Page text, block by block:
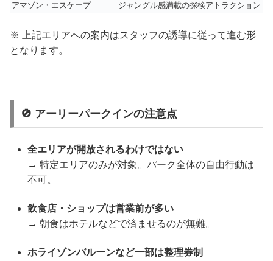
アマゾン・エスケープ
ジャングル感満載の探検アトラクション
※ 上記エリアへの案内はスタッフの誘導に従って進む形
となります。
🚫 アーリーパークインの注意点
全エリアが開放されるわけではない
→ 特定エリアのみが対象。パーク全体の自由行動は
不可。
飲食店・ショップは営業前が多い
→ 朝食はホテルなどで済ませるのが無難。
ホライゾンバルーンなど一部は整理券制